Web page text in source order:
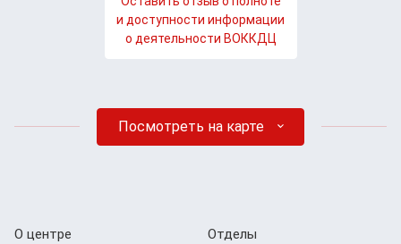
и доступности информации
о деятельности ВОККДЦ
Посмотреть на карте
О центре Отделы